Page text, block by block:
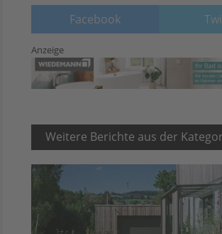
Facebook
Anzeige
Weitere Berichte aus der